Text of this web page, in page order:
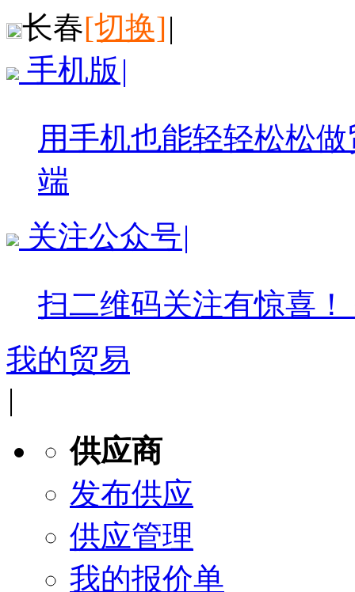
长春[切换]|
手机版 |
用手机也能轻轻松松
端
关注公众号|
扫二维码关注有惊喜！
我的贸易
|
供应商
发布供应
供应管理
我的报价单